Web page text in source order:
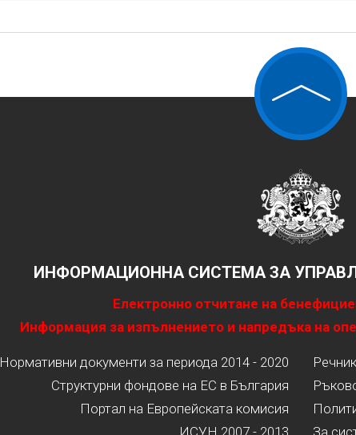
ИНФОРМАЦИОННА СИСТЕМА ЗА
Електронно отчитане на
Информация за изпълнението и напредъка на
Нормативни документи за периода 2014 - 2020
Структурни фондове на ЕС в България
Портал на Европейската комисия